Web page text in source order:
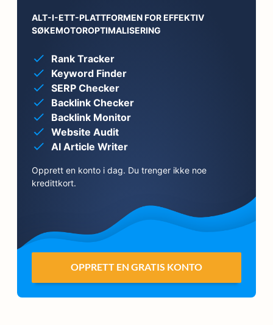
ALT-I-ETT-PLATTFORMEN FOR EFFEKTIV
SØKEMOTOROPTIMALISERING
Rank Tracker
Keyword Finder
SERP Checker
Backlink Checker
Backlink Monitor
Website Audit
AI Article Writer
Opprett en konto i dag. Du trenger ikke noe
kredittkort.
OPPRETT EN GRATIS KONTO